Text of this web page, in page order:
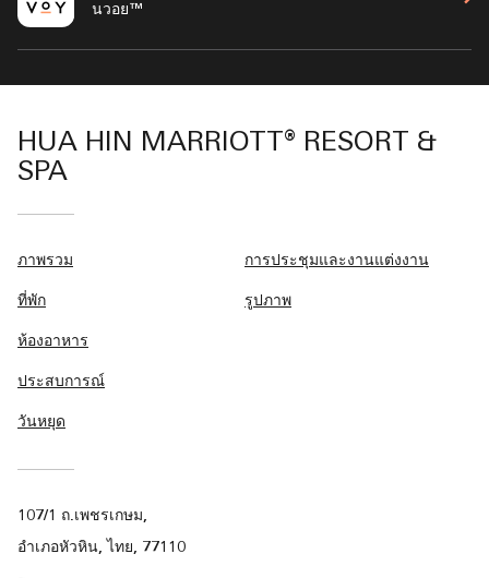
นวอย™
HUA HIN MARRIOTT® RESORT &
SPA
ภาพรวม
ที่พัก
ห้องอาหาร
ประสบการณ์
วันหยุด
การประชุมและงานแต่งงาน
รูปภาพ
107/1 ถ.เพชรเกษม,
อำเภอหัวหิน, ไทย, 77110